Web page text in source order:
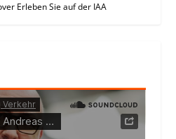
Erleben Sie auf der IAA